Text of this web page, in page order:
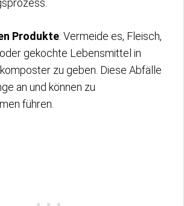
Produkte: Vermeide es, Fleisch,
gekochte Lebensmittel in
zu geben. Diese Abfälle
an und können zu
führen.